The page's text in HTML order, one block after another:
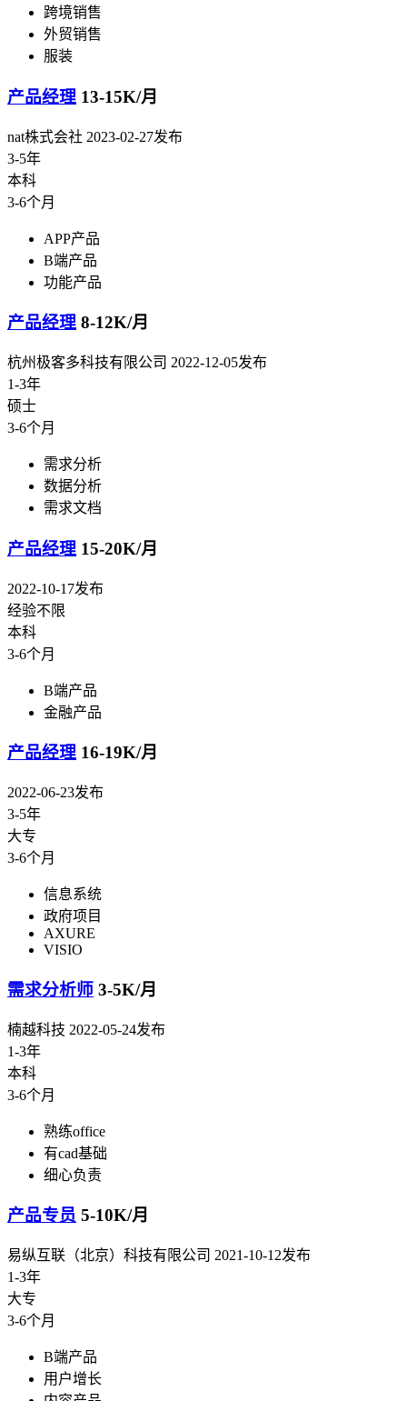
跨境销售
外贸销售
服装
产品经理 13-15K/月
nat株式会社 2023-02-27发布
3-5年
本科
3-6个月
APP产品
B端产品
功能产品
产品经理 8-12K/月
杭州极客多科技有限公司 2022-12-05发布
1-3年
硕士
3-6个月
需求分析
数据分析
需求文档
产品经理 15-20K/月
2022-10-17发布
经验不限
本科
3-6个月
B端产品
金融产品
产品经理 16-19K/月
2022-06-23发布
3-5年
大专
3-6个月
信息系统
政府项目
AXURE
VISIO
需求分析师 3-5K/月
楠越科技 2022-05-24发布
1-3年
本科
3-6个月
熟练office
有cad基础
细心负责
产品专员 5-10K/月
易纵互联（北京）科技有限公司 2021-10-12发布
1-3年
大专
3-6个月
B端产品
用户增长